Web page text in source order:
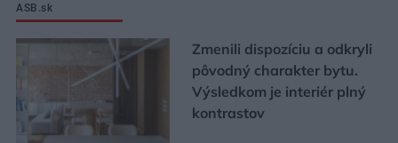
ASB.sk
Zmenili dispozíciu a odkryli
pôvodný charakter bytu.
Výsledkom je interiér plný
kontrastov